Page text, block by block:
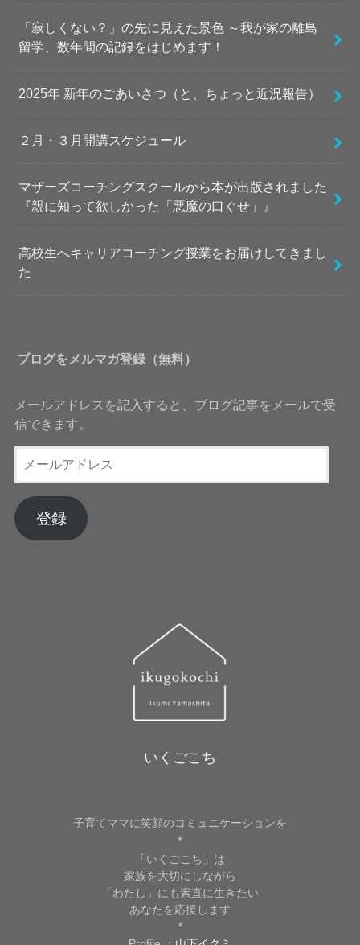
「寂しくない？」の先に見えた景色 ～我が家の離島
留学、数年間の記録をはじめます！
2025年 新年のごあいさつ（と、ちょっと近況報告）
２月・３月開講スケジュール
マザーズコーチングスクールから本が出版されました
『親に知って欲しかった「悪魔の口ぐせ」』
高校生へキャリアコーチング授業をお届けしてきまし
た
ブログをメルマガ登録（無料）
メールアドレスを記入すると、ブログ記事をメールで受
信できます。
ー
ア
ド
登録
いくごこち
子育てママに笑顔のコミュニケーションを
*
「いくごこち」は
家族を大切にしながら
「わたし」にも素直に生きたい
あなたを応援します
*